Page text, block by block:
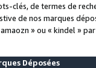
clés, de termes de
de nos marques
» ou « kindel »
Déposées